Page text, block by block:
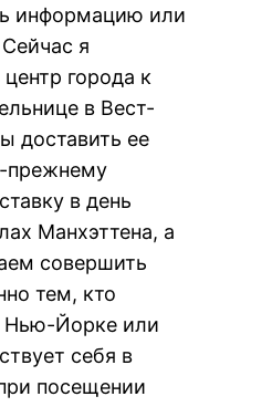
информацию или
я
города к
в Вест-
доставить ее
прежнему
в день
Манхэттена, а
совершить
тем, кто
Нью-Йорке или
себя в
посещении